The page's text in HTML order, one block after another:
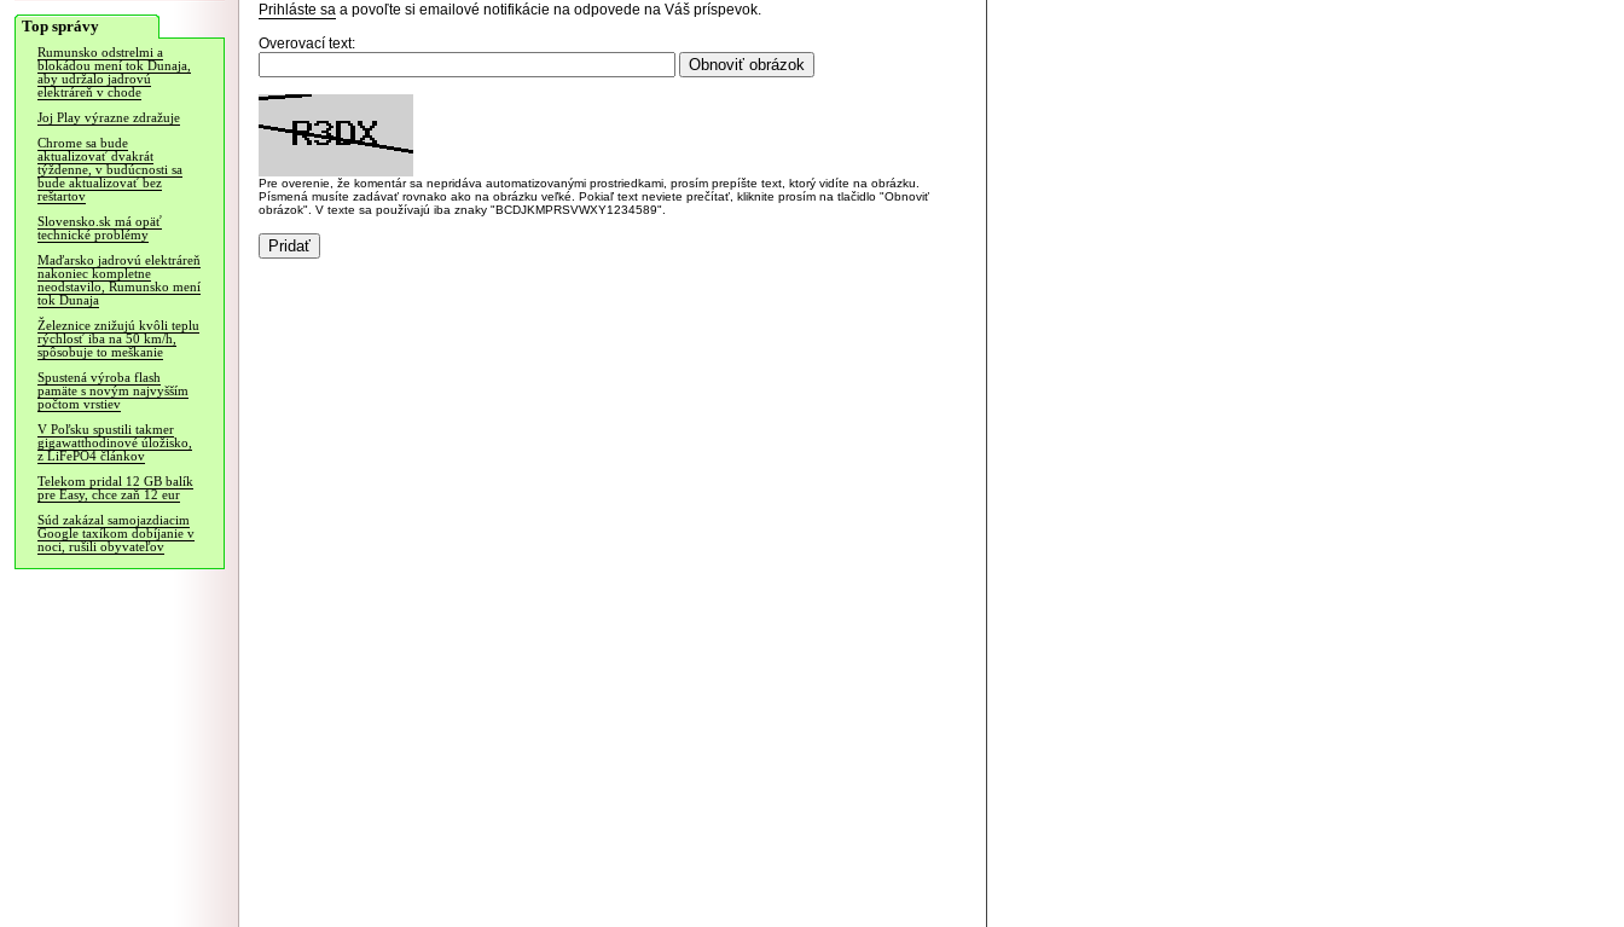
Top správy
Rumunsko odstrelmi a
blokádou mení tok Dunaja,
aby udržalo jadrovú
elektráreň v chode
Joj Play výrazne zdražuje
Chrome sa bude
aktualizovať dvakrát
týždenne, v budúcnosti sa
bude aktualizovať bez
reštartov
Slovensko.sk má opäť
technické problémy
Maďarsko jadrovú elektráreň
nakoniec kompletne
neodstavilo, Rumunsko mení
tok Dunaja
Železnice znižujú kvôli teplu
rýchlosť iba na 50 km/h,
spôsobuje to meškanie
Spustená výroba flash
pamäte s novým najvyšším
počtom vrstiev
V Poľsku spustili takmer
gigawatthodinové úložisko,
z LiFePO4 článkov
Telekom pridal 12 GB balík
pre Easy, chce zaň 12 eur
Súd zakázal samojazdiacim
Google taxíkom dobíjanie v
noci, rušili obyvateľov
Prihláste sa a povoľte si emailové notifikácie na odpovede na Váš príspevok.
Overovací text:
Pre overenie, že komentár sa nepridáva automatizovanými prostriedkami, prosím prepíšte text, ktorý vidíte na obrázku.
Písmená musíte zadávať rovnako ako na obrázku veľké. Pokiaľ text neviete prečítať, kliknite prosím na tlačidlo "Obnoviť
obrázok". V texte sa používajú iba znaky "BCDJKMPRSVWXY1234589".